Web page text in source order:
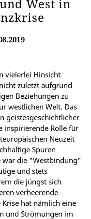
West in
vielerlei Hinsicht
zuletzt aufgrund
Beziehungen zu
westlichen Welt. Das
geistesgeschichtlicher
inspirierende Rolle für
Neuzeit
Spuren
war die "Westbindung"
und stets
die jüngst sich
verheerende
hat nämlich eine
und Strömungen im